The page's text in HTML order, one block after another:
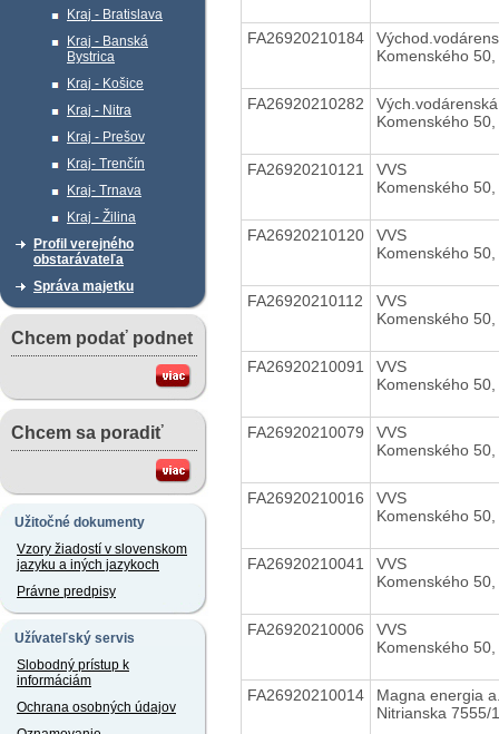
Kraj - Bratislava
Kraj - Banská
Bystrica
Kraj - Košice
Kraj - Nitra
Kraj - Prešov
Kraj- Trenčín
Kraj- Trnava
Kraj - Žilina
Profil verejného
obstarávateľa
Správa majetku
Chcem podať podnet
Chcem sa poradiť
Užitočné dokumenty
Vzory žiadostí v slovenskom
jazyku a iných jazykoch
Právne predpisy
Užívateľský servis
Slobodný prístup k
informáciám
Ochrana osobných údajov
FA26920210184
Komenského
FA26920210282
Komenského
FA26920210121
VVS
Komenského
FA26920210120
VVS
Komenského
FA26920210112
VVS
Komenského
FA26920210091
VVS
Komenského
FA26920210079
VVS
Komenského
FA26920210016
VVS
Komenského
FA26920210041
VVS
Komenského
FA26920210006
VVS
Komenského
FA26920210014
Magna energia
Nitrianska 7555/